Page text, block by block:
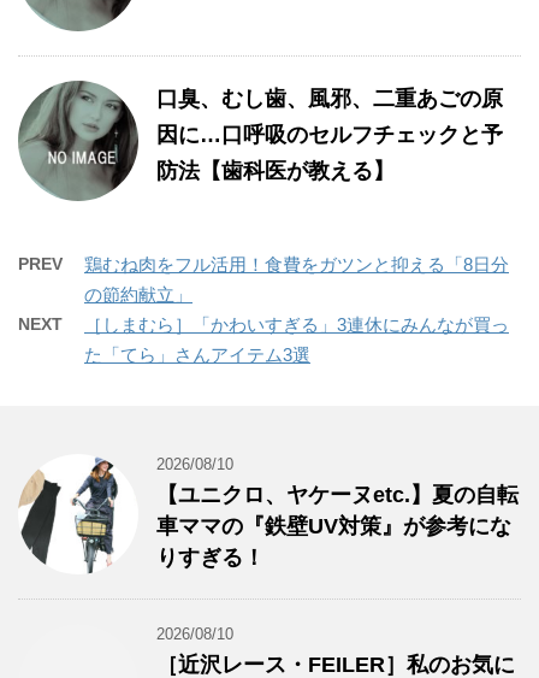
口臭、むし歯、風邪、二重あごの原
因に…口呼吸のセルフチェックと予
防法【歯科医が教える】
PREV
鶏むね肉をフル活用！食費をガツンと抑える「8日分
の節約献立」
NEXT
［しまむら］「かわいすぎる」3連休にみんなが買っ
た「てら」さんアイテム3選
2026/08/10
【ユニクロ、ヤケーヌetc.】夏の自転
車ママの『鉄壁UV対策』が参考にな
りすぎる！
2026/08/10
［近沢レース・FEILER］私のお気に